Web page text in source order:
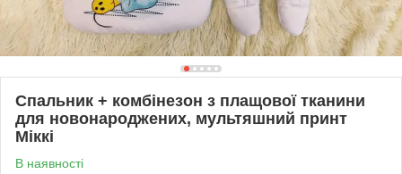
Спальник + комбінезон з плащової тканини
для новонароджених, мультяшний принт
Міккі
В наявності